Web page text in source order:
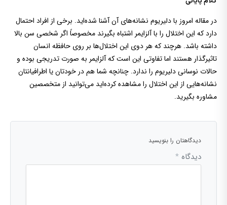
در مقاله امروز با دلیریوم نشانه‌های آن آشنا شده‌اید. برخی از افراد احتمال
دارد که این اختلال را با آلزایمر اشتباه بگیرند مخصوصاً اگر شخصی سن بالا
داشته باشد. هرچند که هر دوی این اختلال‌ها بر روی حافظه انسان
تاثیرگذار هستند اما تفاوتی این است که آلزایمر به صورت تدریجی بوده و
حالات نوسانی دلیریوم را ندارد. چنانچه شما هم در خودتان یا اطرافیانتان
نشانه‌هایی از این اختلال را مشاهده کرده‌اید می‌توانید از متخصصین
مشاوره بگیرید.
دیدگاهتان را بنویسید
دیدگاه *